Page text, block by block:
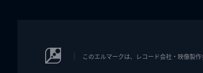
このエルマークは、レコード会社・映像製